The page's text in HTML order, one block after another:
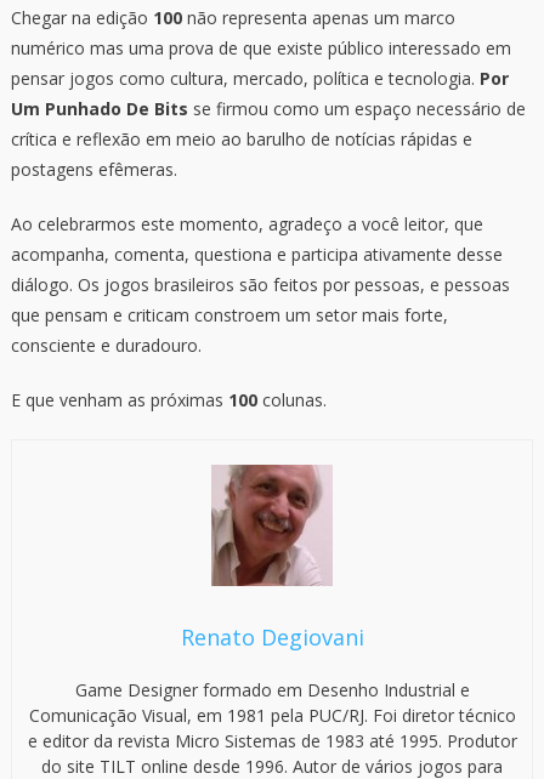
Chegar na edição 100 não representa apenas um marco
numérico mas uma prova de que existe público interessado em
pensar jogos como cultura, mercado, política e tecnologia. Por
Um Punhado De Bits se firmou como um espaço necessário de
crítica e reflexão em meio ao barulho de notícias rápidas e
postagens efêmeras.
Ao celebrarmos este momento, agradeço a você leitor, que
acompanha, comenta, questiona e participa ativamente desse
diálogo. Os jogos brasileiros são feitos por pessoas, e pessoas
que pensam e criticam constroem um setor mais forte,
consciente e duradouro.
E que venham as próximas 100 colunas.
Renato Degiovani
Game Designer formado em Desenho Industrial e
Comunicação Visual, em 1981 pela PUC/RJ. Foi diretor técnico
e editor da revista Micro Sistemas de 1983 até 1995. Produtor
do site TILT online desde 1996. Autor de vários jogos para